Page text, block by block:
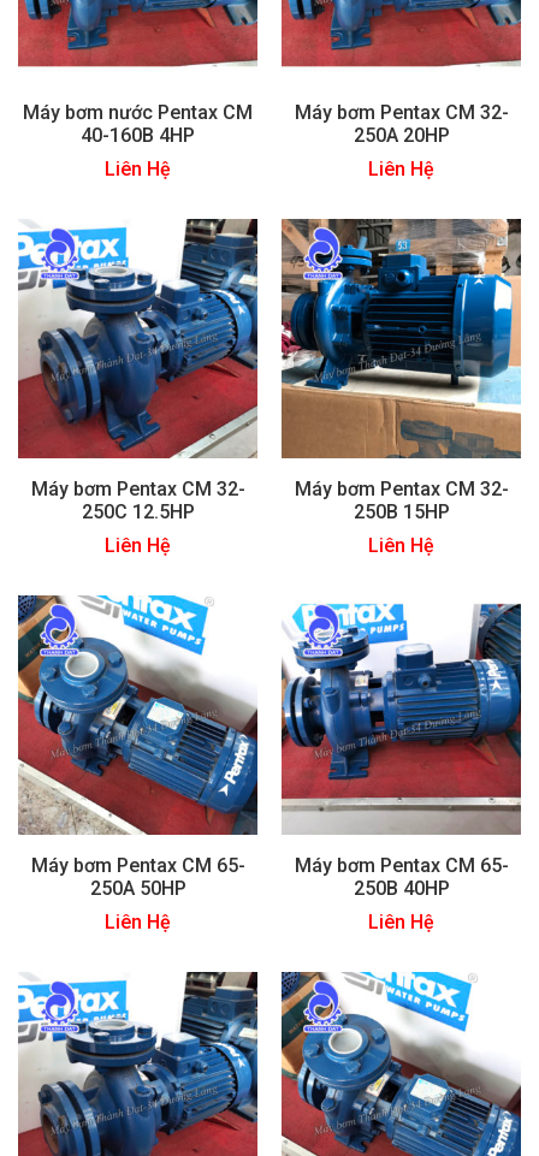
Máy bơm nước Pentax CM
40-160B 4HP
Liên Hệ
Máy bơm Pentax CM 32-
250A 20HP
Liên Hệ
Máy bơm Pentax CM 32-
250C 12.5HP
Liên Hệ
Máy bơm Pentax CM 32-
250B 15HP
Liên Hệ
Máy bơm Pentax CM 65-
250A 50HP
Liên Hệ
Máy bơm Pentax CM 65-
250B 40HP
Liên Hệ